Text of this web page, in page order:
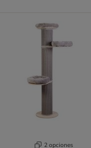
2 opciones